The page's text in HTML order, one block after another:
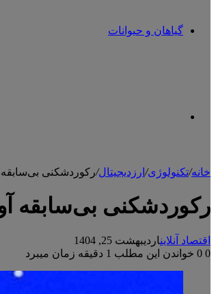
گیاهان و حیوانات
خانه/تکنولوژی/ ارزدیجیتال/رکوردشکنی بی‌سابقه
رکوردشکنی بی‌سابقه
اقتصاد آنلایناردیبهشت 25, 1404
0
خواندن این مطلب 1 دقیقه زمان میبرد